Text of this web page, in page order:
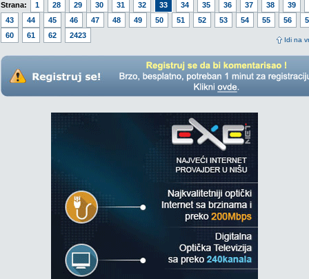
Strana: 1 28 29 30 31 32 33 34 35 36 37 38
39
43
44 45 46 47 48 49 50 51 52 53 54 55 56
60
61 62 2423
Idi na